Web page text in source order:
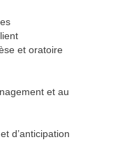
et oratoire
et au
d’anticipation